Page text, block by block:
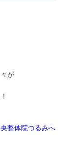
が
整体院つるみへ